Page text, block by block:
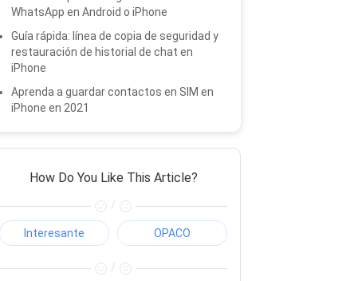
WhatsApp en Android o iPhone
Guía rápida: línea de copia de seguridad y
restauración de historial de chat en
iPhone
Aprenda a guardar contactos en SIM en
iPhone en 2021
How Do You Like This Article?
/
Interesante OPACO
/